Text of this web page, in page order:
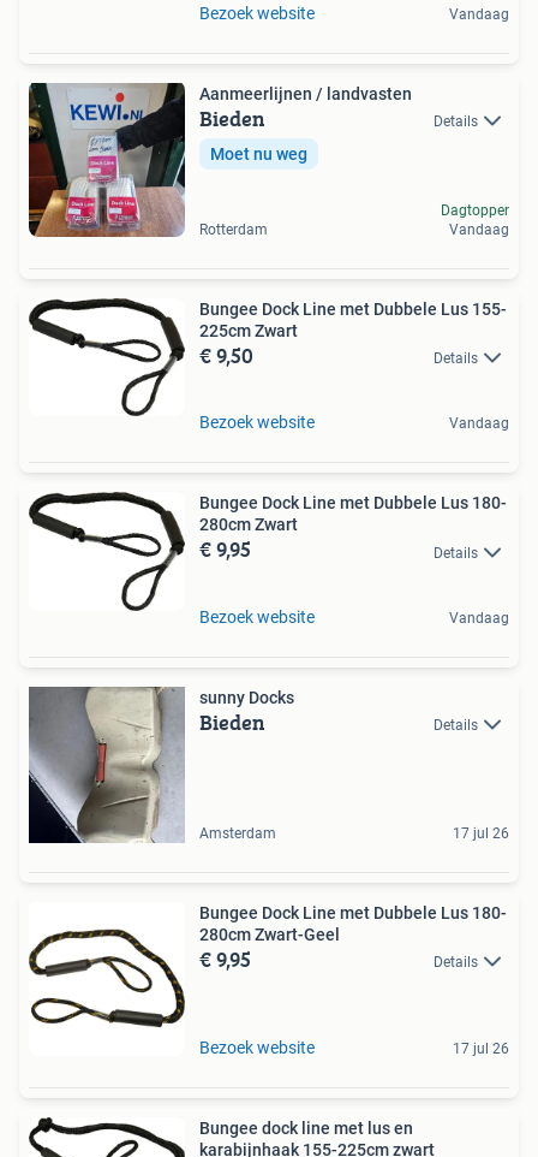
Bezoek website Vandaag
Aanmeerlijnen / landvasten
Bieden Details
Moet nu weg
Rotterdam
Dagtopper
Vandaag
Bungee Dock Line met Dubbele Lus 155-
225cm Zwart
€ 9,50 Details
Bezoek website Vandaag
Bungee Dock Line met Dubbele Lus 180-
280cm Zwart
€ 9,95 Details
Bezoek website Vandaag
sunny Docks
Bieden Details
Amsterdam 17 jul 26
Bungee Dock Line met Dubbele Lus 180-
280cm Zwart-Geel
€ 9,95 Details
Bezoek website 17 jul 26
Bungee dock line met lus en
karabijnhaak 155-225cm zwart